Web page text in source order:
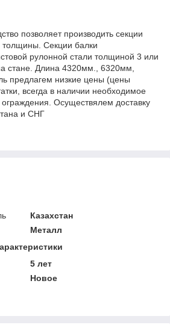
позволяет производить секции
Секции балки
рулонной стали толщиной 3 или
стане. Длина 4320мм., 6320мм,
предлагем низкие цены (цены
всегда в наличии необходимое
ограждения. Осуществялем доставку
и СНГ
Казахстан
Металл
5 лет
Новое